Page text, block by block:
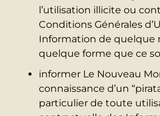
l’utilisation illicite ou
Conditions Générales
Information de quelque
quelque forme que ce
informer Le Nouveau
connaissance d’un
particulier de toute